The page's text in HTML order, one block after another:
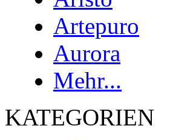
Artepuro
Aurora
Mehr...
KATEGORIEN